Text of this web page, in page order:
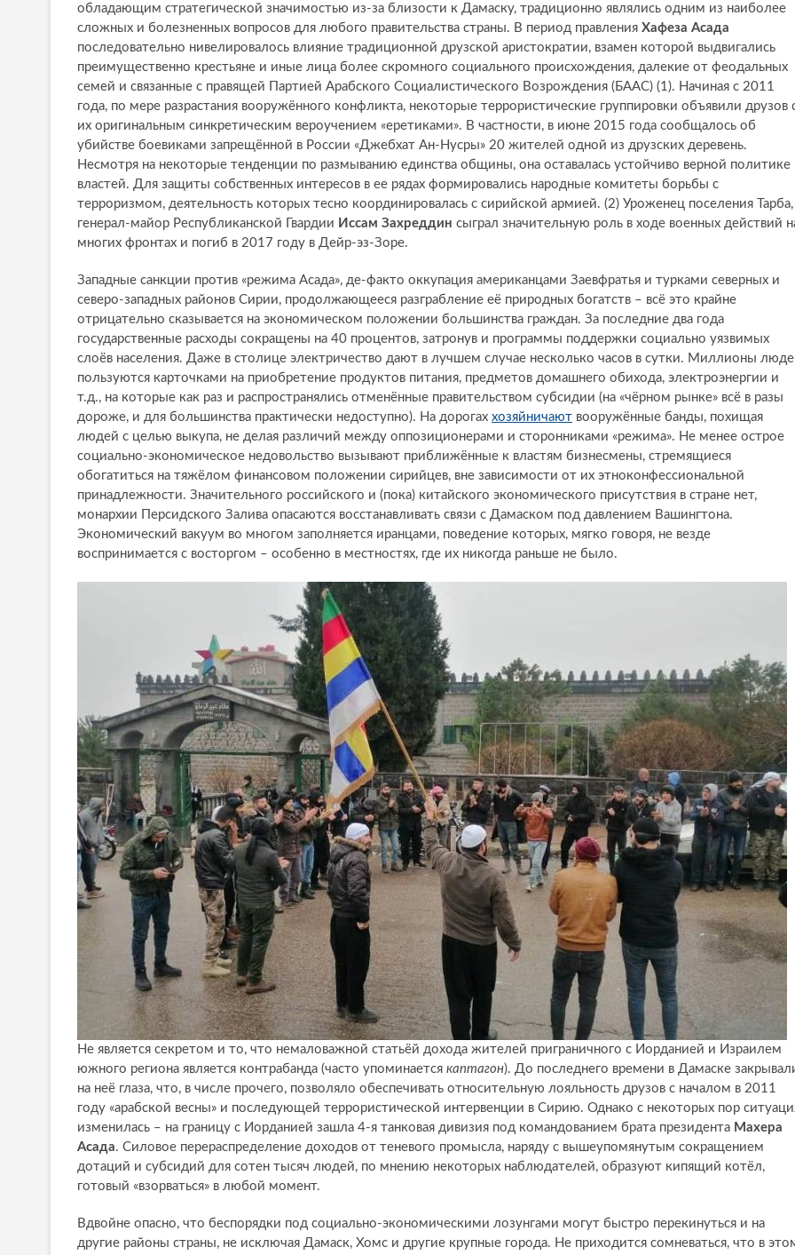
обладающим стратегической значимостью из-за близости к Дамаску, традиционно являлись одним из наиболее
сложных и болезненных вопросов для любого правительства страны. В период правления Хафеза Асада
последовательно нивелировалось влияние традиционной друзской аристократии, взамен которой выдвигались
преимущественно крестьяне и иные лица более скромного социального происхождения, далекие от феодальных
семей и связанные с правящей Партией Арабского Социалистического Возрождения (БААС) (1). Начиная с 2011
года, по мере разрастания вооружённого конфликта, некоторые террористические группировки объявили друзов
их оригинальным синкретическим вероучением «еретиками». В частности, в июне 2015 года сообщалось об
убийстве боевиками запрещённой в России «Джебхат Ан-Нусры» 20 жителей одной из друзских деревень.
Несмотря на некоторые тенденции по размыванию единства общины, она оставалась устойчиво верной политике
властей. Для защиты собственных интересов в ее рядах формировались народные комитеты борьбы с
терроризмом, деятельность которых тесно координировалась с сирийской армией. (2) Уроженец поселения Тарба,
генерал-майор Республиканской Гвардии Иссам Захреддин сыграл значительную роль в ходе военных действий
многих фронтах и погиб в 2017 году в Дейр-эз-Зоре.
Западные санкции против «режима Асада», де-факто оккупация американцами Заевфратья и турками северных и
северо-западных районов Сирии, продолжающееся разграбление её природных богатств – всё это крайне
отрицательно сказывается на экономическом положении большинства граждан. За последние два года
государственные расходы сокращены на 40 процентов, затронув и программы поддержки социально уязвимых
слоёв населения. Даже в столице электричество дают в лучшем случае несколько часов в сутки. Миллионы
пользуются карточками на приобретение продуктов питания, предметов домашнего обихода, электроэнергии и
т.д., на которые как раз и распространялись отменённые правительством субсидии (на «чёрном рынке» всё в разы
дороже, и для большинства практически недоступно). На дорогах хозяйничают вооружённые банды, похищая
людей с целью выкупа, не делая различий между оппозиционерами и сторонниками «режима». Не менее острое
социально-экономическое недовольство вызывают приближённые к властям бизнесмены, стремящиеся
обогатиться на тяжёлом финансовом положении сирийцев, вне зависимости от их этноконфессиональной
принадлежности. Значительного российского и (пока) китайского экономического присутствия в стране нет,
монархии Персидского Залива опасаются восстанавливать связи с Дамаском под давлением Вашингтона.
Экономический вакуум во многом заполняется иранцами, поведение которых, мягко говоря, не везде
воспринимается с восторгом – особенно в местностях, где их никогда раньше не было.
Не является секретом и то, что немаловажной статьёй дохода жителей приграничного с Иорданией и Израилем
южного региона является контрабанда (часто упоминается каптагон). До последнего времени в Дамаске
на неё глаза, что, в числе прочего, позволяло обеспечивать относительную лояльность друзов с началом в 2011
году «арабской весны» и последующей террористической интервенции в Сирию. Однако с некоторых пор
изменилась – на границу с Иорданией зашла 4-я танковая дивизия под командованием брата президента Махера
Асада. Силовое перераспределение доходов от теневого промысла, наряду с вышеупомянутым сокращением
дотаций и субсидий для сотен тысяч людей, по мнению некоторых наблюдателей, образуют кипящий котёл,
готовый «взорваться» в любой момент.
Вдвойне опасно, что беспорядки под социально-экономическими лозунгами могут быстро перекинуться и на
другие районы страны, не исключая Дамаск, Хомс и другие крупные города. Не приходится сомневаться, что в